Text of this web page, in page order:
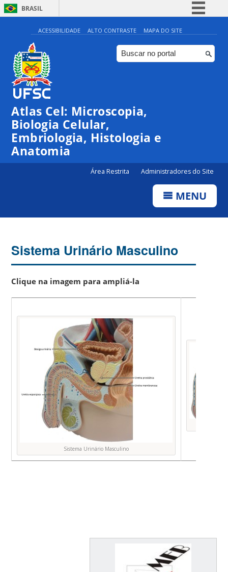
BRASIL
Simplifique!
Comunica BR
Participe
ACESSIBILIDADE ALTO CONTRASTE MAPA DO SITE
Atlas Cel: Microscopia,
Biologia Celular,
Embriologia, Histologia e
Anatomia
Área Restrita Administradores do Site
MENU
Sistema Urinário Masculino
Clique na imagem para ampliá-la
Sistema Urinário Masculino